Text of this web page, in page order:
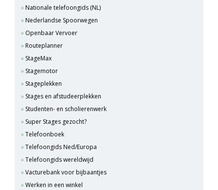
Nationale telefoongids (NL)
Nederlandse Spoorwegen
Openbaar Vervoer
Routeplanner
StageMax
Stagemotor
Stageplekken
Stages en afstudeerplekken
Studenten- en scholierenwerk
Super Stages gezocht?
Telefoonboek
Telefoongids Ned/Europa
Telefoongids wereldwijd
Vacturebank voor bijbaantjes
Werken in een winkel